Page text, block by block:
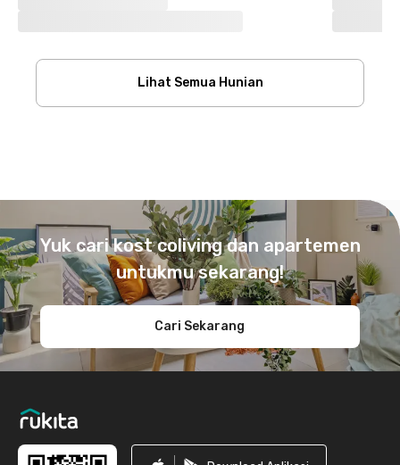
Lihat Semua Hunian
Yuk cari kost coliving dan apartemen
untukmu sekarang!
Cari Sekarang